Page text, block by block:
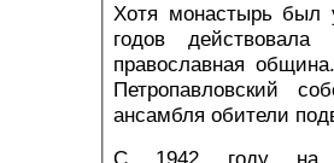
Хотя монастырь был
годов действовала
православная
Петропавловский
ансамбля обители